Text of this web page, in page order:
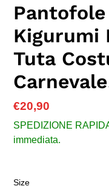
Kigurumi
Tuta
Prezzo
di
listino
€20,90
SPEDIZIONE
immediata.
Size